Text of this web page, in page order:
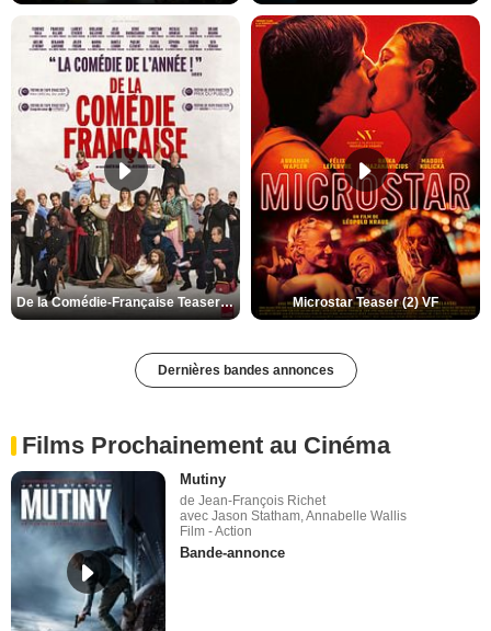
De la Comédie-Française Teaser (3) VF Microstar Teaser (2) VF
Dernières bandes annonces
Films Prochainement au Cinéma
Mutiny
de Jean-François Richet
avec Jason Statham, Annabelle Wallis
Film - Action
Bande-annonce